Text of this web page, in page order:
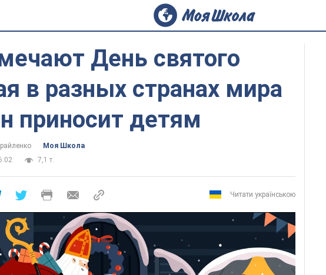
День святого
в разных странах мира
приносит детям
Моя Школа
7,1 т.
Читати українською